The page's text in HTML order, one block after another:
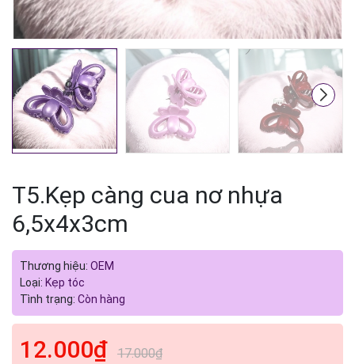
T5.Kẹp càng cua nơ nhựa
6,5x4x3cm
Thương hiệu: OEM
Loại: Kẹp tóc
Tình trạng: Còn hàng
12.000₫ 17.000₫